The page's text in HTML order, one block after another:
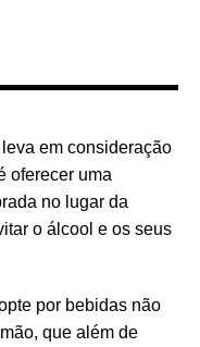
em consideração
oferecer uma
no lugar da
o álcool e os seus
por bebidas não
que além de